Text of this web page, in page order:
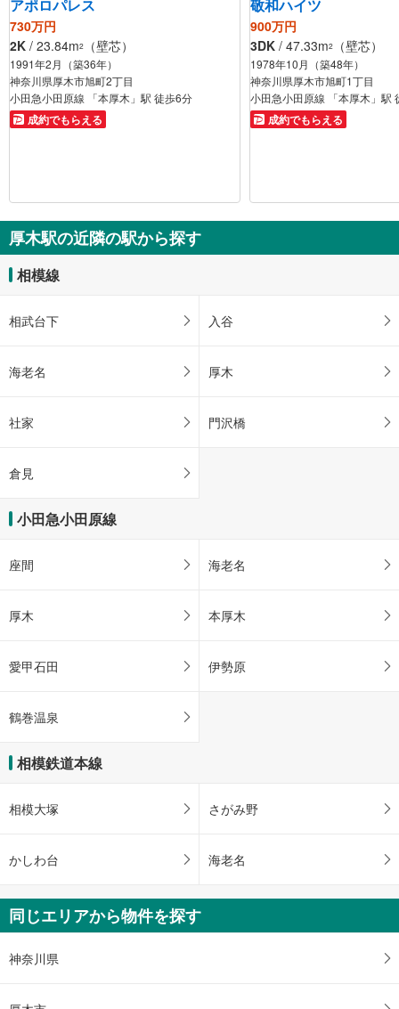
アポロパレス
730万円
2K / 23.84m2 （壁芯）
1991年2月（築36年）
神奈川県厚木市旭町2丁目
小田急小田原線 「本厚木」駅 徒歩6分
成約でもらえる
敬和ハイツ
900万円
3DK / 47.33m2 （壁芯）
1978年10月（築48年）
神奈川県厚木市旭町1丁目
小田急小田原線 「本厚木」駅
成約でもらえる
厚木駅の近隣の駅から探す
相模線
相武台下 入谷
海老名 厚木
社家 門沢橋
倉見
小田急小田原線
座間 海老名
厚木 本厚木
愛甲石田 伊勢原
鶴巻温泉
相模鉄道本線
相模大塚 さがみ野
かしわ台 海老名
同じエリアから物件を探す
神奈川県